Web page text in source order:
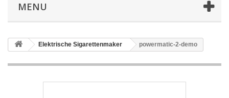
MENU
Elektrische Sigarettenmaker powermatic-2-demo